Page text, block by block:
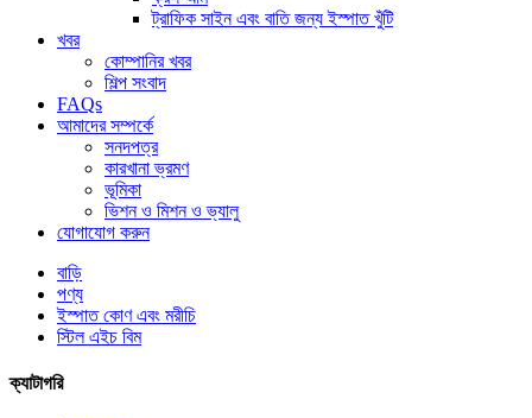
ট্রাফিক সাইন এবং বাতি জন্য ইস্পাত খুঁটি
খবর
কোম্পানির খবর
শিল্প সংবাদ
FAQs
আমাদের সম্পর্কে
সনদপত্র
কারখানা ভ্রমণ
ভূমিকা
ভিশন ও মিশন ও ভ্যালু
যোগাযোগ করুন
বাড়ি
পণ্য
ইস্পাত কোণ এবং মরীচি
স্টিল এইচ বিম
ক্যাটাগরি